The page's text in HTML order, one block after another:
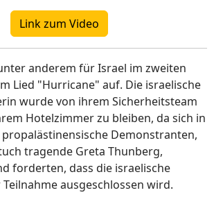
Link zum Video
anderem für Israel im zweiten
Lied "Hurricane" auf. Die israelische
wurde von ihrem Sicherheitsteam
Hotelzimmer zu bleiben, da sich in
Demonstranten,
tragende Greta Thunberg,
forderten, dass die israelische
ausgeschlossen wird.